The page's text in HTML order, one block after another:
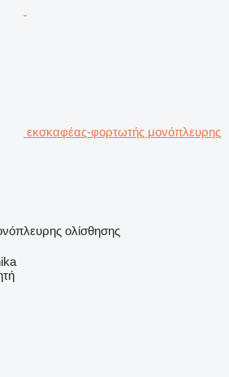
εκσκαφέας-φορτωτής μονόπλευρης
ολίσθησης